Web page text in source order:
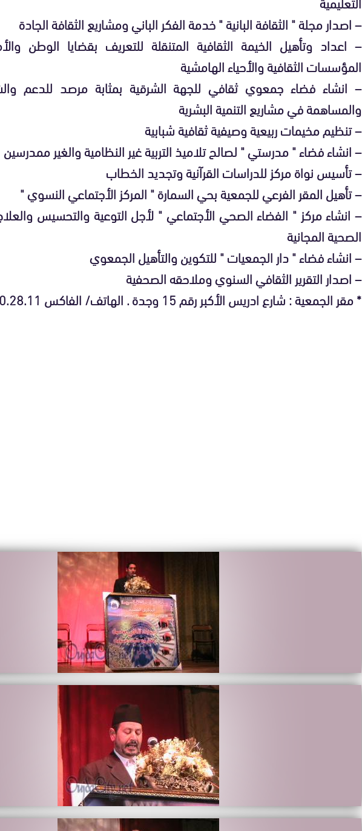
– اصدار مجلة " الثقافة البانية " خدمة الفكر الباني ومشاريع الثقافة الجادة
– اعداد وتأهيل الخيمة الثقافية المتنقلة للتعريف بقضايا الوطن
المؤسسات الثقافية والأحياء الهامشية
– انشاء فضاء جمعوي ثقافي للجهة الشرقية بمثابة مرصد للدعم
والمساهمة في مشاريع التنمية البشرية
– تنظيم مخيمات ربيعية وصيفية ثقافية شبابية
– انشاء فضاء " مدرستي " لصالح تلاميذ التربية غير النظامية والغير ممدرسين
– تأسيس نواة مركز للدراسات القرآنية وتجديد الخطاب
– تأهيل المقر الفرعي للجمعية بحي السمارة " المركز الأجتماعي النسوي "
– انشاء مركز " الفضاء الصحي الأجتماعي " لأجل التوعية والتحسيس
الصحية المجانية
– انشاء فضاء " دار الجمعيات " للتكوين والتأهيل الجمعوي
– اصدار التقرير الثقافي السنوي وملاحقه الصحفية
* مقر الجمعية : شارع ادريس الأكبر رقم 15 وجدة . الهاتف/ الفاكس 036.70.28.11